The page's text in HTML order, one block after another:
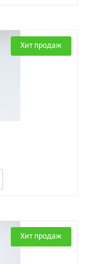
Хит продаж
Хит продаж